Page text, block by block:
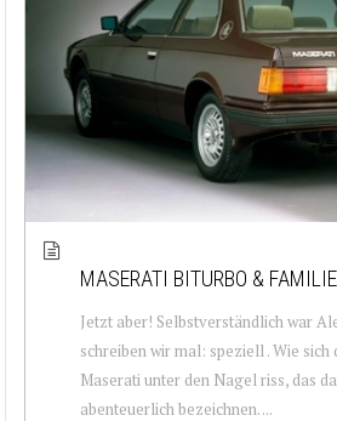
MASERATI BITURBO & FAMILIE
Jetzt aber! Selbstverständlich war
schreiben wir mal: speziell . Wie
Maserati unter den Nagel riss, das
abenteuerlich bezeichnen. ...